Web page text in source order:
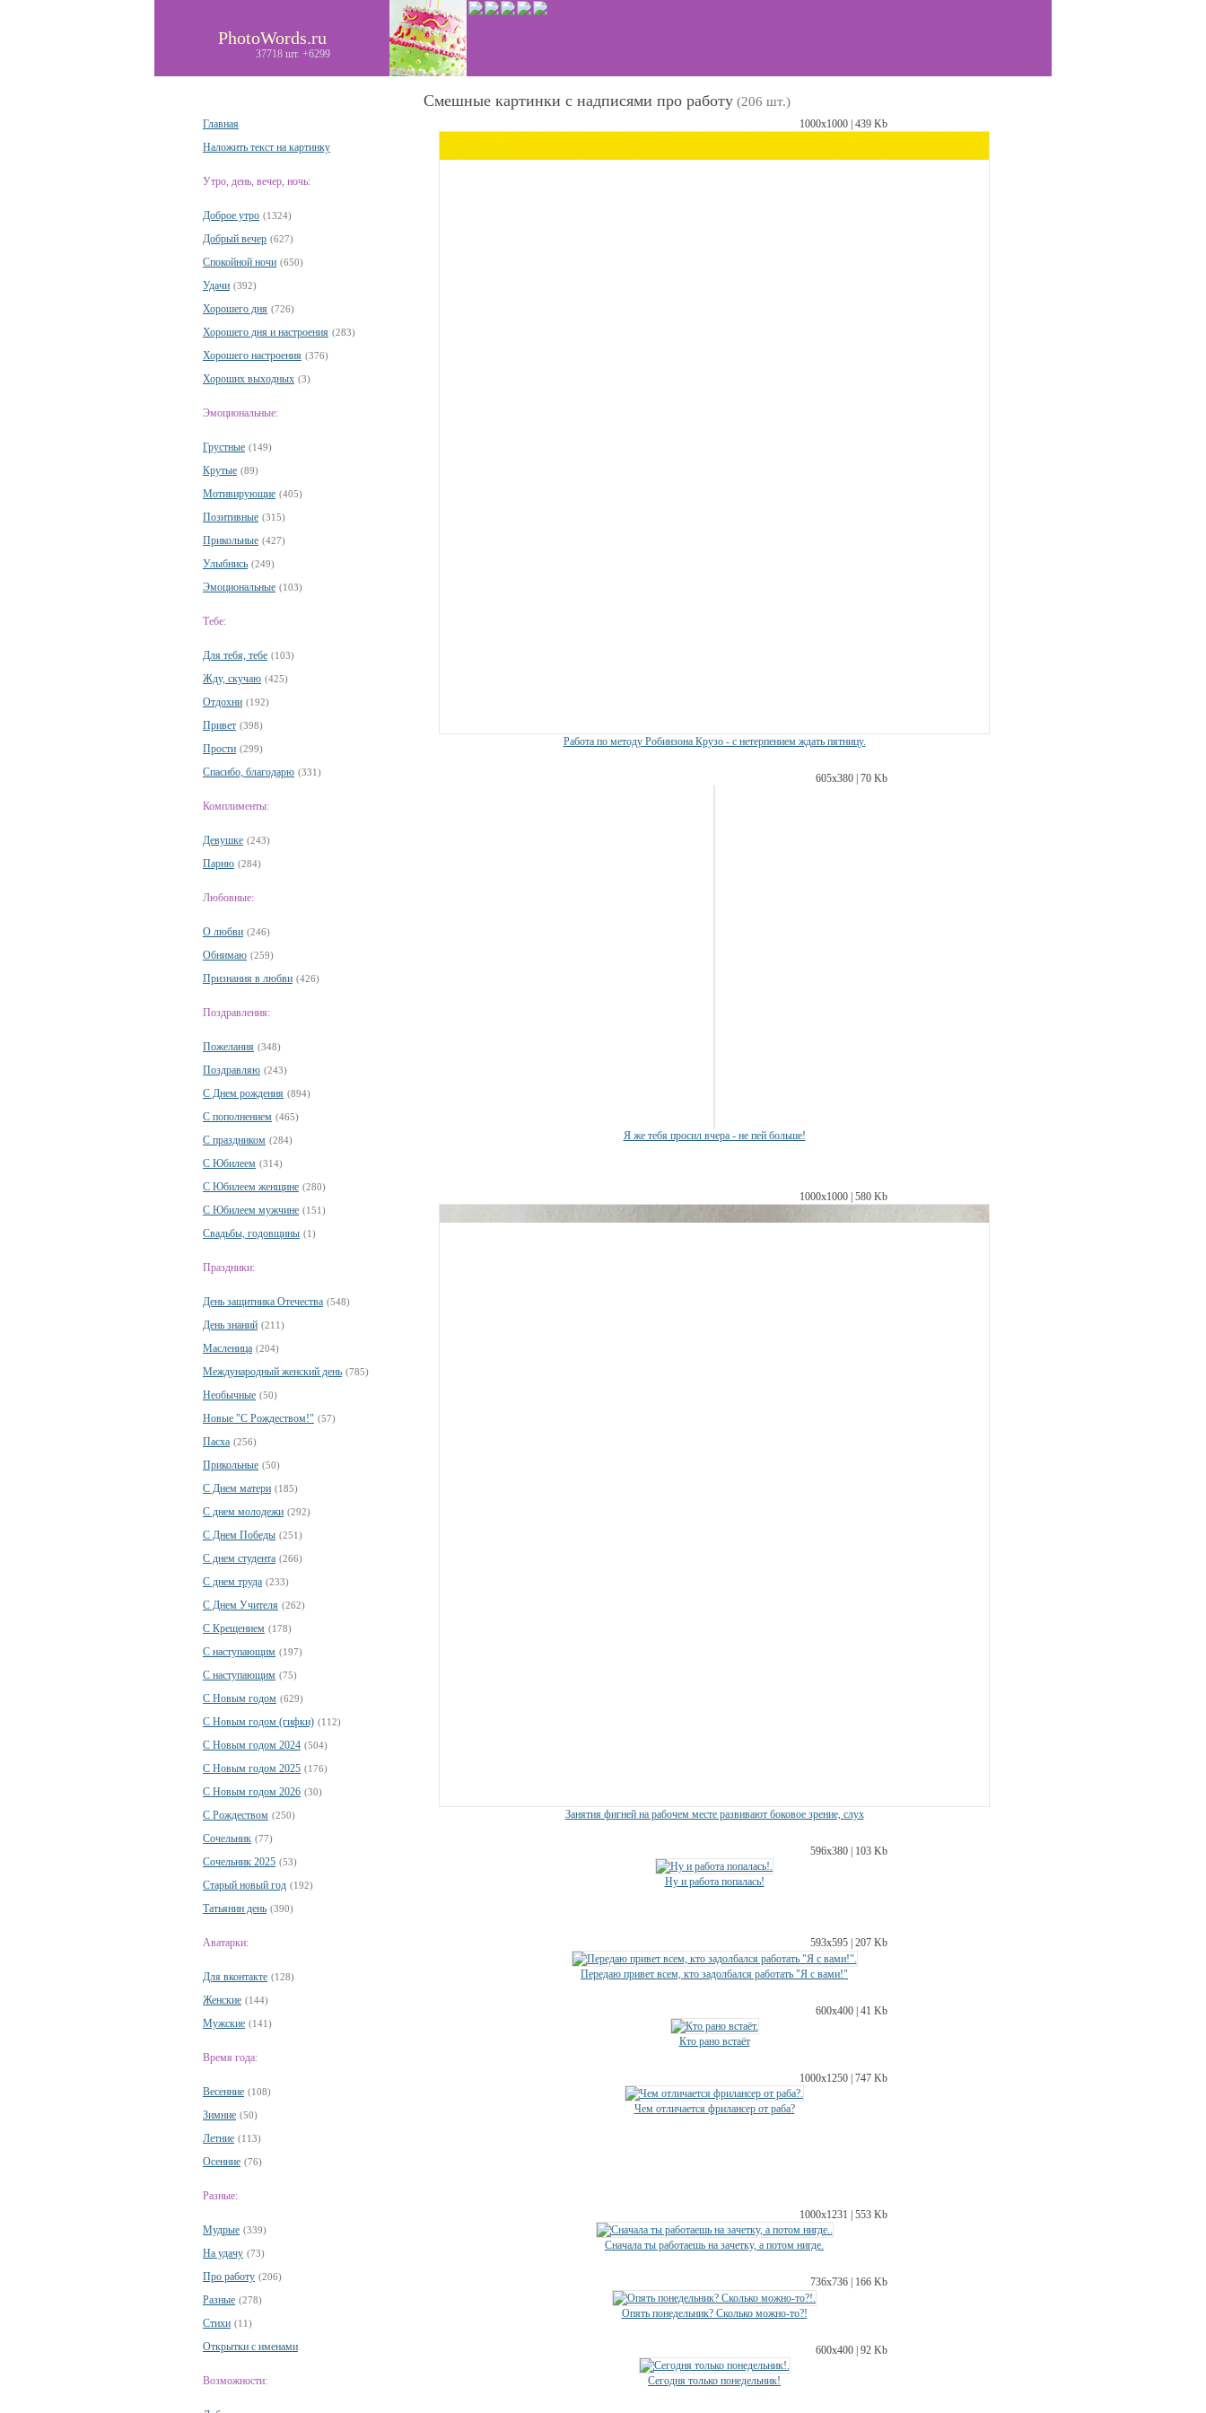
PhotoWords.ru
37718 шт. +6299
Главная
Наложить текст на картинку
Утро, день, вечер, ночь:
Доброе утро (1324)
Добрый вечер (627)
Спокойной ночи (650)
Удачи (392)
Хорошего дня (726)
Хорошего дня и настроения (283)
Хорошего настроения (376)
Хороших выходных (3)
Эмоциональные:
Грустные (149)
Крутые (89)
Мотивирующие (405)
Позитивные (315)
Прикольные (427)
Улыбнись (249)
Эмоциональные (103)
Тебе:
Для тебя, тебе (103)
Жду, скучаю (425)
Отдохни (192)
Привет (398)
Прости (299)
Спасибо, благодарю (331)
Комплименты:
Девушке (243)
Парню (284)
Любовные:
О любви (246)
Обнимаю (259)
Признания в любви (426)
Поздравления:
Пожелания (348)
Поздравляю (243)
С Днем рождения (894)
С пополнением (465)
С праздником (284)
С Юбилеем (314)
С Юбилеем женщине (280)
С Юбилеем мужчине (151)
Свадьбы, годовщины (1)
Праздники:
День защитника Отечества (548)
День знаний (211)
Масленица (204)
Международный женский день (785)
Необычные (50)
Новые "С Рождеством!" (57)
Пасха (256)
Прикольные (50)
С Днем матери (185)
С днем молодежи (292)
С Днем Победы (251)
С днем студента (266)
С днем труда (233)
С Днем Учителя (262)
С Крещением (178)
С наступающим (197)
С наступающим (75)
С Новым годом (629)
С Новым годом (гифки) (112)
С Новым годом 2024 (504)
С Новым годом 2025 (176)
С Новым годом 2026 (30)
С Рождеством (250)
Сочельник (77)
Сочельник 2025 (53)
Старый новый год (192)
Татьянин день (390)
Аватарки:
Для вконтакте (128)
Женские (144)
Мужские (141)
Время года:
Весенние (108)
Зимние (50)
Летние (113)
Осенние (76)
Разные:
Мудрые (339)
На удачу (73)
Про работу (206)
Разные (278)
Стихи (11)
Открытки с именами
Возможности:
Смешные картинки с надписями про работу (206 шт.)
1000х1000 | 439 Kb
Работа по методу Робинзона Крузо - с нетерпением ждать пятницу.
605х380 | 70 Kb
Я же тебя просил вчера - не пей больше!
1000х1000 | 580 Kb
Занятия фигней на рабочем месте развивают боковое зрение, слух
596х380 | 103 Kb
Ну и работа попалась!
593х595 | 207 Kb
Передаю привет всем, кто задолбался работать "Я с вами!"
600х400 | 41 Kb
Кто рано встаёт
1000х1250 | 747 Kb
Чем отличается фрилансер от раба?
1000х1231 | 553 Kb
Сначала ты работаешь на зачетку, а потом нигде.
736х736 | 166 Kb
Опять понедельник? Сколько можно-то?!
600х400 | 92 Kb
Сегодня только понедельник!